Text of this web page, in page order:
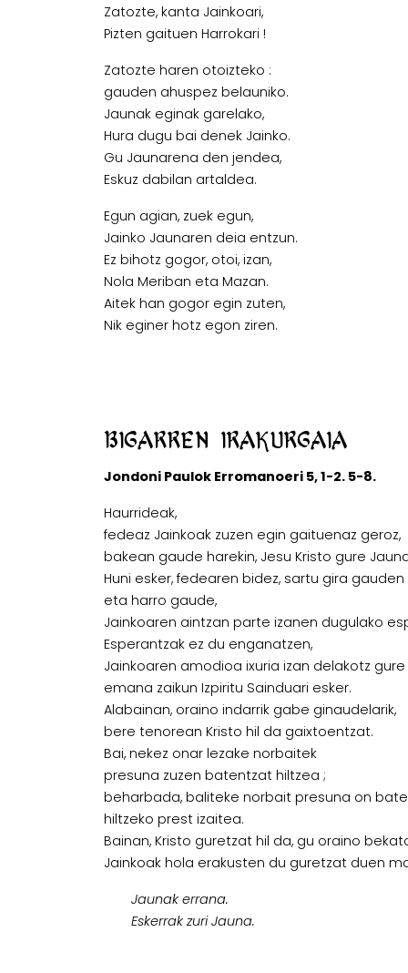
Zatozte, kanta Jainkoari,
Pizten gaituen Harrokari !
Zatozte haren otoizteko :
gauden ahuspez belauniko.
Jaunak eginak garelako,
Hura dugu bai denek Jainko.
Gu Jaunarena den jendea,
Eskuz dabilan artaldea.
Egun agian, zuek egun,
Jainko Jaunaren deia entzun.
Ez bihotz gogor, otoi, izan,
Nola Meriban eta Mazan.
Aitek han gogor egin zuten,
Nik eginer hotz egon ziren.
Bigarren irakurgaia
Jondoni Paulok Erromanoeri 5, 1-2. 5-8.
Haurrideak,
fedeaz Jainkoak zuzen egin gaituenaz geroz,
bakean gaude harekin, Jesu Kristo gure
Huni esker, fedearen bidez, sartu gira
eta harro gaude,
Jainkoaren aintzan parte izanen dugulako
Esperantzak ez du enganatzen,
Jainkoaren amodioa ixuria izan delakotz
emana zaikun Izpiritu Sainduari esker.
Alabainan, oraino indarrik gabe ginaudelarik,
bere tenorean Kristo hil da gaixtoentzat.
Bai, nekez onar lezake norbaitek
presuna zuzen batentzat hiltzea ;
beharbada, baliteke norbait presuna on
hiltzeko prest izaitea.
Bainan, Kristo guretzat hil da, gu oraino
Jainkoak hola erakusten du guretzat duen
Jaunak errana.
Eskerrak zuri Jauna.